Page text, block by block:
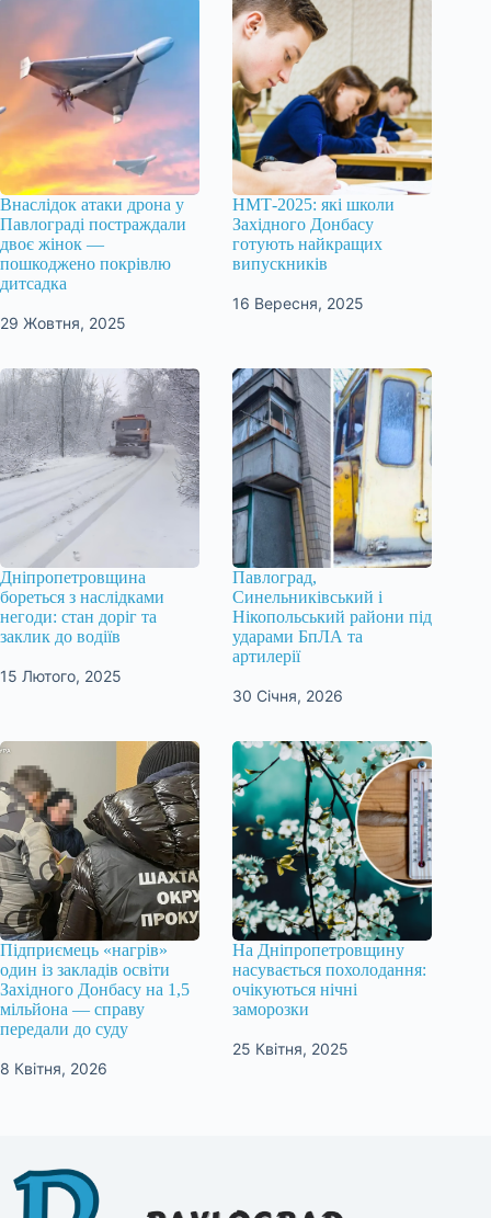
Внаслідок атаки дрона у
Павлограді постраждали
двоє жінок —
пошкоджено покрівлю
дитсадка
29 Жовтня, 2025
НМТ-2025: які школи
Західного Донбасу
готують найкращих
випускників
16 Вересня, 2025
Дніпропетровщина
бореться з наслідками
негоди: стан доріг та
заклик до водіїв
15 Лютого, 2025
Павлоград,
Синельниківський і
Нікопольський райони під
ударами БпЛА та
артилерії
30 Січня, 2026
Підприємець «нагрів»
один із закладів освіти
Західного Донбасу на 1,5
мільйона — справу
передали до суду
8 Квітня, 2026
На Дніпропетровщину
насувається похолодання:
очікуються нічні
заморозки
25 Квітня, 2025